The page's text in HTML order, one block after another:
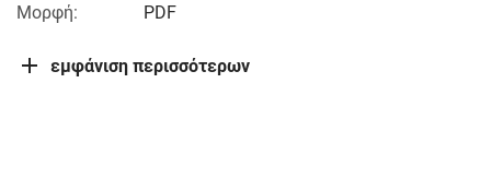
Μορφή:
PDF
εμφάνιση περισσότερων